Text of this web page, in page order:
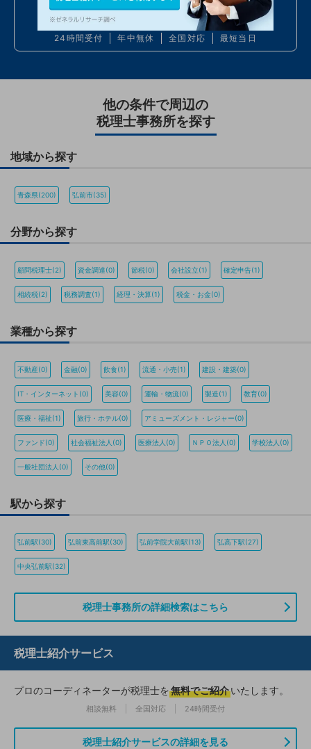
050 7586 6224
24時間受付 年中無休 全国対応 最短当日
他の条件で周辺の
税理士事務所を探す
地域から探す
青森県(200) 弘前市(35)
分野から探す
顧問税理士(2) 資金調達(0) 節税(0) 会社設立(1) 確定申告(1)
相続税(2) 税務調査(1) 経理・決算(1) 税金・お金(0)
業種から探す
不動産(0) 金融(0) 飲食(1) 流通・小売(1) 建設・建築(0)
IT・インターネット(0) 美容(0) 運輸・物流(0) 製造(1) 教育(0)
医療・福祉(1) 旅行・ホテル(0) アミューズメント・レジャー(0)
ファンド(0) 社会福祉法人(0) 医療法人(0) ＮＰＯ法人(0) 学校法人(0)
一般社団法人(0) その他(0)
駅から探す
弘前駅(30) 弘前東高前駅(30) 弘前学院大前駅(13) 弘高下駅(27)
中央弘前駅(32)
税理士事務所の詳細検索はこちら
税理士紹介サービス
プロのコーディネーターが税理士を無料でご紹介いたします。
相談無料 全国対応 24時間受付
税理士紹介サービスの詳細を見る